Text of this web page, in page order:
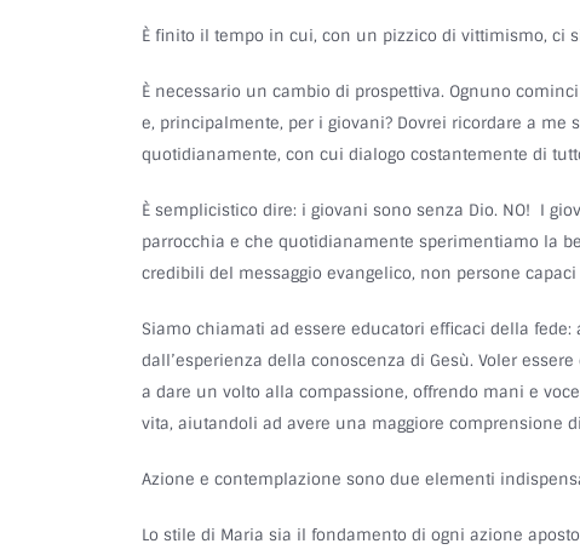
È finito il tempo in cui, con un pizzico di vittimismo, ci
È necessario un cambio di prospettiva. Ognuno
e, principalmente, per i giovani? Dovrei ricordare a
quotidianamente, con cui dialogo costantemente di
È semplicistico dire: i giovani sono senza Dio. NO! I
parrocchia e che quotidianamente sperimentiamo la
credibili del messaggio evangelico, non persone
Siamo chiamati ad essere educatori efficaci della
dall’esperienza della conoscenza di Gesù. Voler
a dare un volto alla compassione, offrendo mani e
vita, aiutandoli ad avere una maggiore comprensione
Azione e contemplazione sono due elementi
Lo stile di Maria sia il fondamento di ogni azione